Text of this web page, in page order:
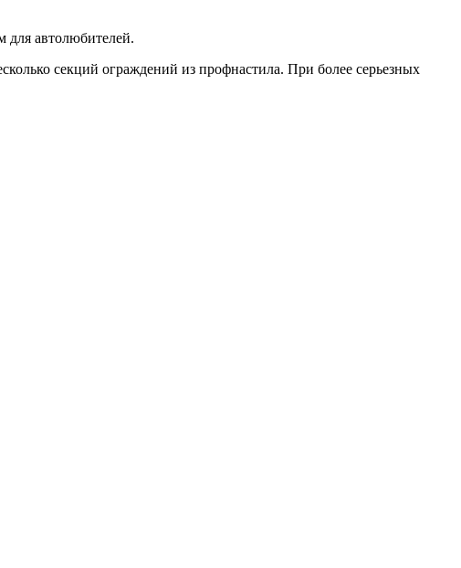
для автолюбителей.
секций ограждений из профнастила. При более серьезных